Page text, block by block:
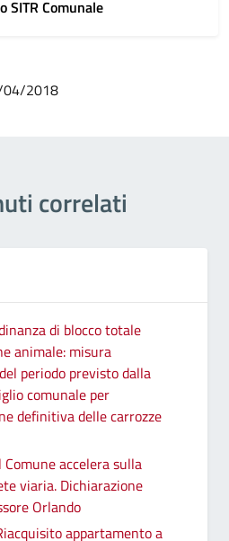
SITR Comunale
2018
correlati
di blocco totale
animale: misura
periodo previsto dalla
comunale per
definitiva delle carrozze
accelera sulla
viaria. Dichiarazione
Orlando
appartamento a